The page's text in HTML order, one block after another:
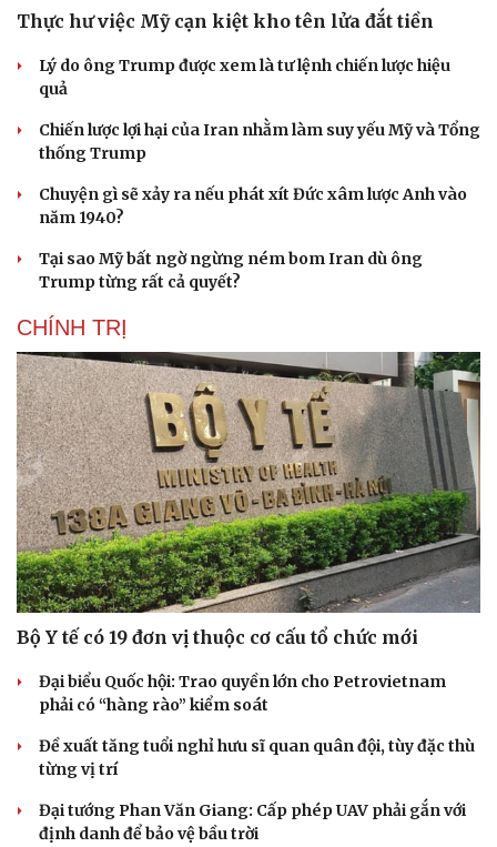
Thực hư việc Mỹ cạn kiệt kho tên lửa đắt tiền
Lý do ông Trump được xem là tư lệnh chiến lược hiệu
quả
Chiến lược lợi hại của Iran nhằm làm suy yếu Mỹ và Tổng
thống Trump
Chuyện gì sẽ xảy ra nếu phát xít Đức xâm lược Anh vào
năm 1940?
Tại sao Mỹ bất ngờ ngừng ném bom Iran dù ông
Trump từng rất cả quyết?
CHÍNH TRỊ
Bộ Y tế có 19 đơn vị thuộc cơ cấu tổ chức mới
Đại biểu Quốc hội: Trao quyền lớn cho Petrovietnam
phải có “hàng rào” kiểm soát
Đề xuất tăng tuổi nghỉ hưu sĩ quan quân đội, tùy đặc thù
từng vị trí
Đại tướng Phan Văn Giang: Cấp phép UAV phải gắn với
định danh để bảo vệ bầu trời